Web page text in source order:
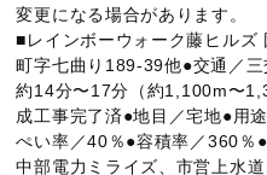
変更になる場合があります。
■レインボーウォーク藤ヒルズ
町字七曲り189-39他●交通／
約14分〜17分（約1,100m〜
成工事完了済●地目／宅地●用
ぺい率／40％●容積率／360％
中部電力ミライズ、市営上水